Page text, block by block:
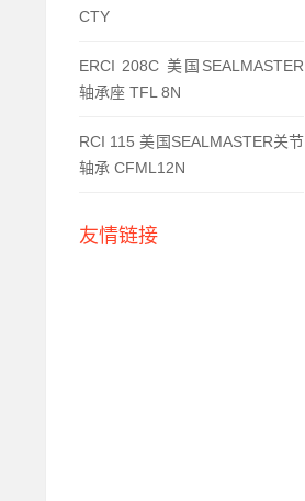
CTY
ERCI 208C 美国SEALMASTER
轴承座 TFL 8N
RCI 115 美国SEALMASTER关节
轴承 CFML12N
友情链接